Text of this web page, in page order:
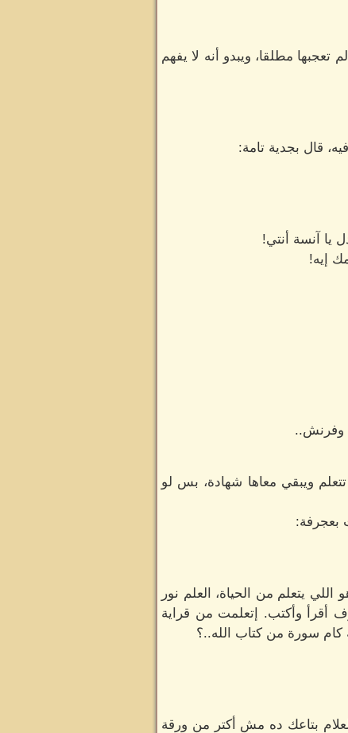
مطلقا، ويبدو أنه لا يفهم
قال بجدية تامة:
يا آنسة أنتي!
إيه!
وفرنش..
ويبقي معاها شهادة، بس لو
بعجرفة:
يتعلم من الحياة، العلم نور
أقرأ وأكتب. إتعلمت من قراية
كام سورة من كتاب الله..؟
بتاعك ده مش أكتر من ورقة